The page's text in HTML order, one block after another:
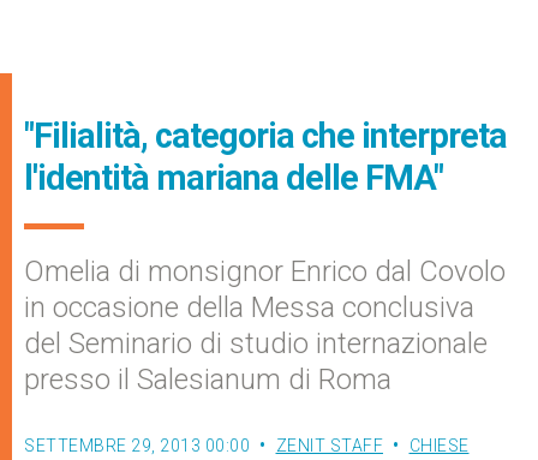
"Filialità, categoria che interpreta
l'identità mariana delle FMA"
Omelia di monsignor Enrico dal Covolo
in occasione della Messa conclusiva
del Seminario di studio internazionale
presso il Salesianum di Roma
SETTEMBRE 29, 2013 00:00 ZENIT STAFF
CHIESE